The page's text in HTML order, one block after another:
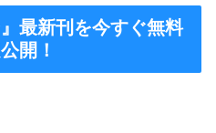
最新刊を今すぐ無料
開！